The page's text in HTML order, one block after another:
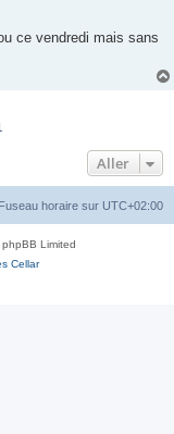
ce vendredi mais sans
Aller
Fuseau horaire sur UTC+02:00
Limited
Cellar